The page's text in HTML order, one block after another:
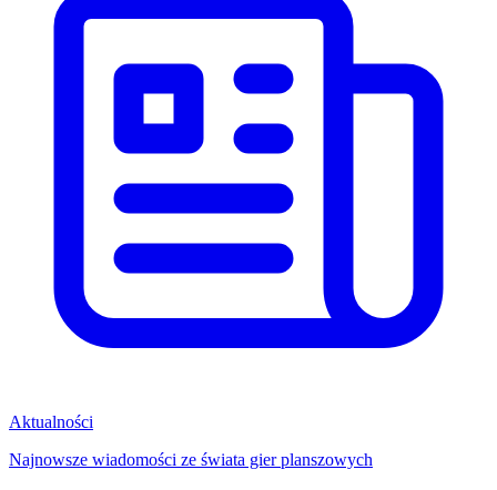
Aktualności
Najnowsze wiadomości ze świata gier planszowych